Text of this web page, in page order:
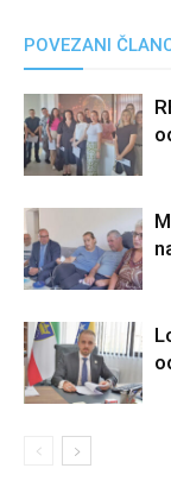
POVEZANI